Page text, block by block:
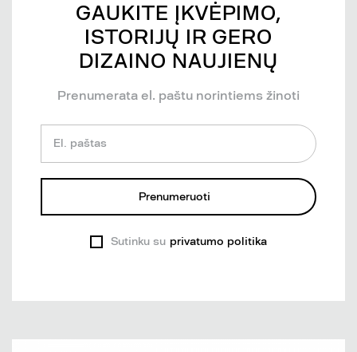
GAUKITE ĮKVĖPIMO,
ISTORIJŲ IR GERO
DIZAINO NAUJIENŲ
Prenumerata el. paštu norintiems žinoti
El. paštas
Prenumeruoti
Sutinku su privatumo politika